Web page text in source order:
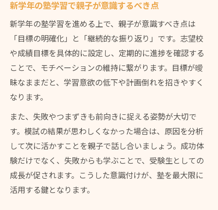
新学年の塾学習で親子が意識するべき点
新学年の塾学習を進める上で、親子が意識すべき点は
「目標の明確化」と「継続的な振り返り」です。志望校
や成績目標を具体的に設定し、定期的に進捗を確認する
ことで、モチベーションの維持に繋がります。目標が曖
昧なままだと、学習意欲の低下や計画倒れを招きやすく
なります。
また、失敗やつまずきも前向きに捉える姿勢が大切で
す。模試の結果が思わしくなかった場合は、原因を分析
して次に活かすことを親子で話し合いましょう。成功体
験だけでなく、失敗からも学ぶことで、受験生としての
成長が促されます。こうした意識付けが、塾を最大限に
活用する鍵となります。